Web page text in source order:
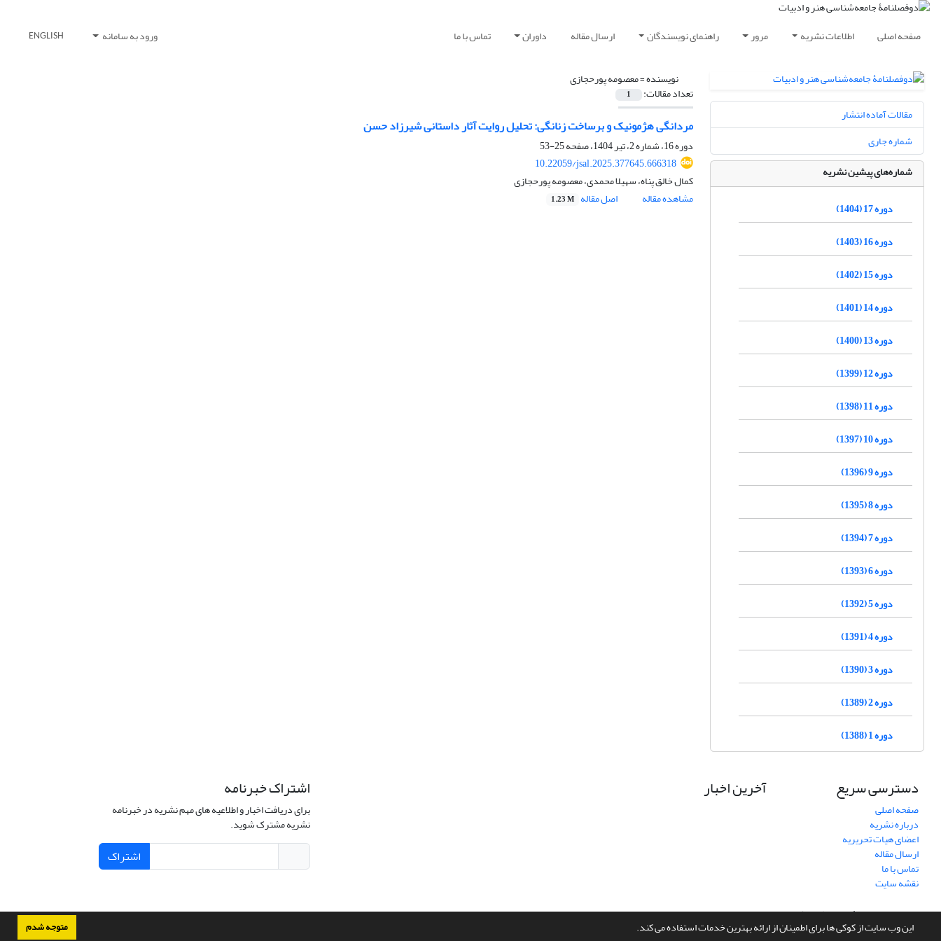
این وب سایت از کوکی ها برای اطمینان از ارائه بهترین خدمات استفاده می کند. متوجه شدم
صفحه اصلی اطلاعات نشریه مرور راهنمای نویسندگان ارسال مقاله داوران تماس با ما ورود به سامانه ENGLISH
نویسنده =معصومه پورحجازی
تعداد مقالات: 1
مردانگی هژمونیک و برساخت زنانگی: تحلیل روایت آثار داستانی شیرزاد حسن
دوره 16، شماره 2، تیر 1404، صفحه
25-53
10.22059/jsal.2025.377645.666318
کمال خالق پناه، سهیلا محمدی، معصومه پورحجازی
مشاهده مقاله
اصل مقاله 1.23 M
مقالات آماده انتشار
شماره جاری
شماره‌های پیشین نشریه
دوره 17 (1404)
دوره 16 (1403)
دوره 15 (1402)
دوره 14 (1401)
دوره 13 (1400)
دوره 12 (1399)
دوره 11 (1398)
دوره 10 (1397)
دوره 9 (1396)
دوره 8 (1395)
دوره 7 (1394)
دوره 6 (1393)
دوره 5 (1392)
دوره 4 (1391)
دوره 3 (1390)
دوره 2 (1389)
دوره 1 (1388)
دسترسی سریع
صفحه اصلی
درباره نشریه
اعضای هیات تحریریه
ارسال مقاله
تماس با ما
نقشه سایت
آخرین اخبار اشتراک خبرنامه
برای دریافت اخبار و اطلاعیه های مهم نشریه در خبرنامه
نشریه مشترک شوید.
اشتراک
سامانه مدیریت نشریات علمی.طراحی و پیاده سازی ازسیناوب